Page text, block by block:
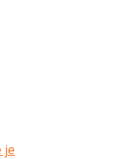
je